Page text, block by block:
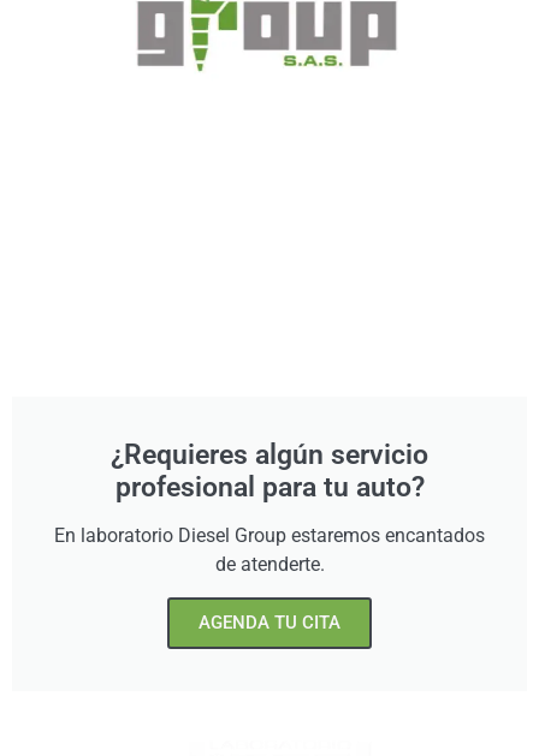
¿Requieres algún servicio
profesional para tu auto?
En laboratorio Diesel Group estaremos encantados
de atenderte.
AGENDA TU CITA